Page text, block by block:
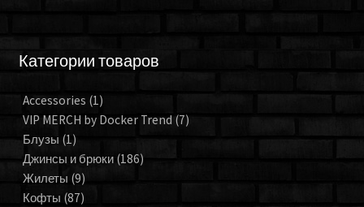
Категории товаров
Accessories (1)
VIP MERCH by Docker Trend (7)
Блузы (1)
Джинсы и брюки (186)
Жилеты (9)
Кофты (87)